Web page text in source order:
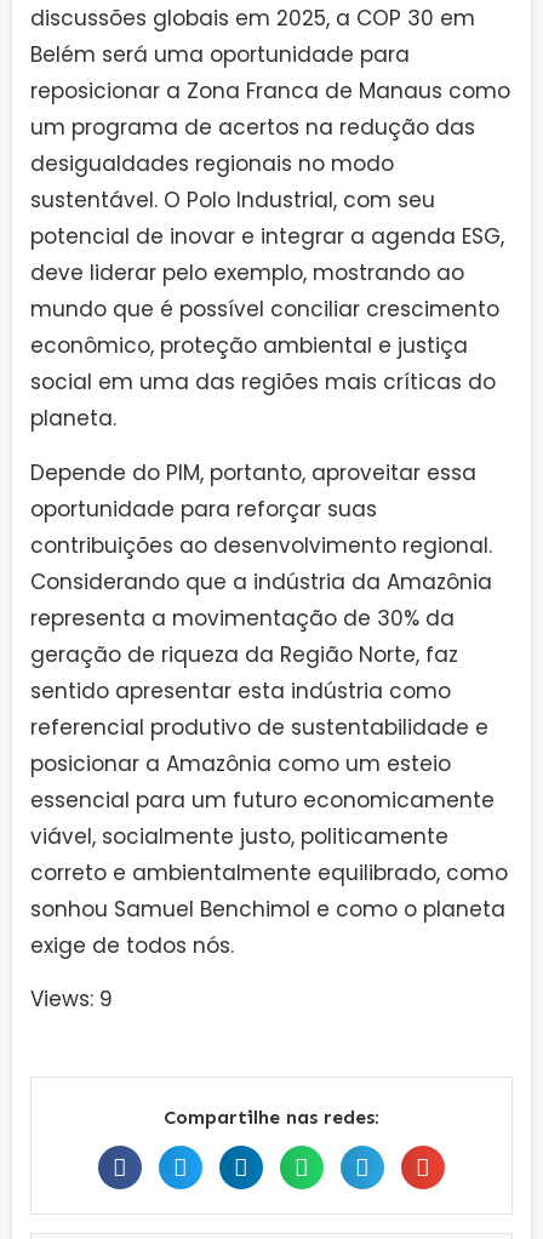
discussões globais em 2025, a COP 30 em
Belém será uma oportunidade para
reposicionar a Zona Franca de Manaus como
um programa de acertos na redução das
desigualdades regionais no modo
sustentável. O Polo Industrial, com seu
potencial de inovar e integrar a agenda ESG,
deve liderar pelo exemplo, mostrando ao
mundo que é possível conciliar crescimento
econômico, proteção ambiental e justiça
social em uma das regiões mais críticas do
planeta.
Depende do PIM, portanto, aproveitar essa
oportunidade para reforçar suas
contribuições ao desenvolvimento regional.
Considerando que a indústria da Amazônia
representa a movimentação de 30% da
geração de riqueza da Região Norte, faz
sentido apresentar esta indústria como
referencial produtivo de sustentabilidade e
posicionar a Amazônia como um esteio
essencial para um futuro economicamente
viável, socialmente justo, politicamente
correto e ambientalmente equilibrado, como
sonhou Samuel Benchimol e como o planeta
exige de todos nós.
Views: 9
Compartilhe nas redes: